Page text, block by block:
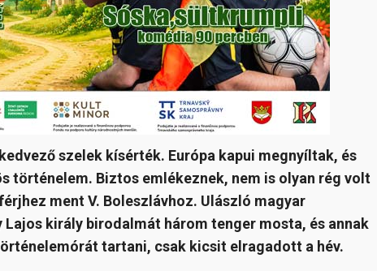
szelek kísérték. Európa kapui megnyíltak, és
történelem. Biztos emlékeznek, nem is olyan rég volt
ment V. Boleszlávhoz. Ulászló magyar
király birodalmát három tenger mosta, és annak
tartani, csak kicsit elragadott a hév.